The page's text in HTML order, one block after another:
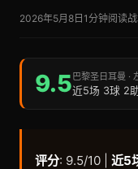
2026年5月8日 1分钟阅读
9.5巴黎圣日耳曼 ·
近5场 3球 2
评分: 9.5/10 | 近5